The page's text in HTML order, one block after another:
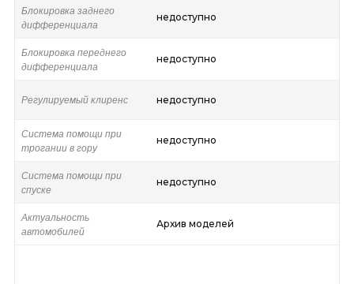
Блокировка заднего
дифференциала
недоступно
Блокировка переднего
дифференциала
недоступно
Регулируемый клиренс недоступно
Система помощи при
трогании в гору
недоступно
Система помощи при
спуске
недоступно
Актуальность
автомобилей
Архив моделей